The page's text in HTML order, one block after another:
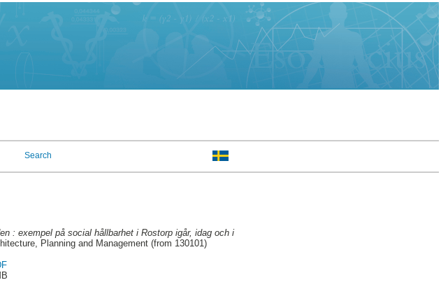
Search
: exempel på social hållbarhet i Rostorp igår, idag och i
Planning and Management (from 130101)